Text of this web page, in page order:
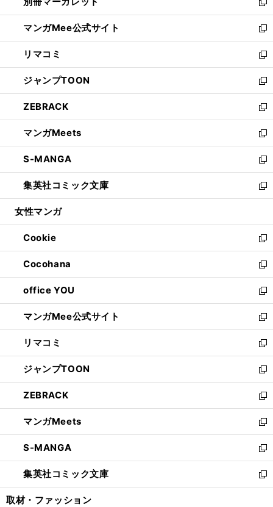
開
く
ィ
ン
ド
ウ
で
開
く
い
ウ
ィ
ン
ド
ウ
で
開
く
新
し
い
ウ
ィ
ン
ド
ウ
で
開
く
マンガMee公式サイト
新
し
い
ウ
ィ
ン
ド
ウ
で
開
く
リマコミ
新
し
い
ウ
ィ
ン
ド
ウ
で
開
く
ジャンプTOON
新
し
い
ウ
ィ
ン
ド
ウ
で
開
ZEBRACK
新
し
い
ウ
ィ
ン
ド
ウ
開
く
マンガMeets
新
し
い
ウ
ィ
ン
ウ
で
開
く
S-MANGA
新
し
い
ウ
ン
ド
ウ
で
開
く
集英社コミック文庫
新
し
ウ
ィ
ン
ド
ウ
で
開
く
女性マンガ
Cookie
新
し
い
ウ
ィ
ン
ド
ウ
で
開
く
Cocohana
新
し
い
ウ
ィ
ン
ド
ウ
で
開
く
office YOU
新
し
い
ウ
ィ
ン
ド
ウ
で
開
く
マンガMee公式サイト
新
し
い
ウ
ィ
ン
ド
ウ
で
開
く
リマコミ
新
し
い
ウ
ィ
ン
ド
ウ
で
開
く
ジャンプTOON
新
し
い
ウ
ィ
ン
ド
ウ
で
開
ZEBRACK
新
し
い
ウ
ィ
ン
ド
ウ
マンガMeets
新
し
い
ウ
ィ
ン
S-MANGA
新
し
い
ウ
集英社コミック文庫
新
し
取材・ファッション